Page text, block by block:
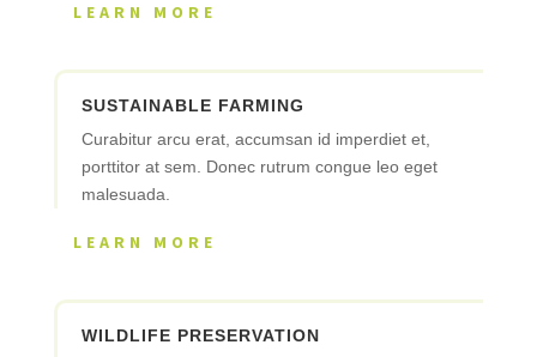
LEARN MORE
SUSTAINABLE FARMING
Curabitur arcu erat, accumsan id imperdiet et,
porttitor at sem. Donec rutrum congue leo eget
malesuada.
LEARN MORE
WILDLIFE PRESERVATION